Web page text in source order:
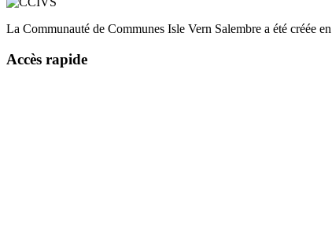
La Communauté de Communes Isle Vern Salembre a été créée
Accès rapide